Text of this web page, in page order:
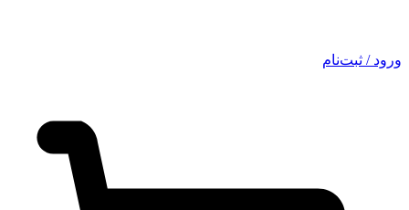
ورود / ثبت‌نام